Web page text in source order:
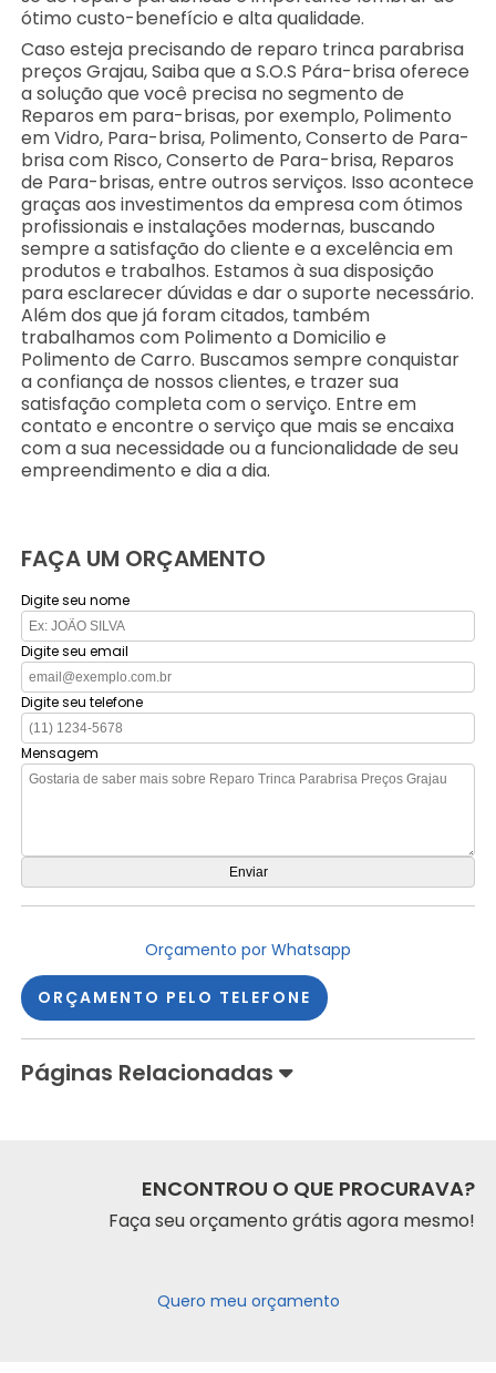
ótimo custo-benefício e alta qualidade.
Caso esteja precisando de reparo trinca parabrisa
preços Grajau, Saiba que a S.O.S Pára-brisa oferece
a solução que você precisa no segmento de
Reparos em para-brisas, por exemplo, Polimento
em Vidro, Para-brisa, Polimento, Conserto de Para-
brisa com Risco, Conserto de Para-brisa, Reparos
de Para-brisas, entre outros serviços. Isso acontece
graças aos investimentos da empresa com ótimos
profissionais e instalações modernas, buscando
sempre a satisfação do cliente e a excelência em
produtos e trabalhos. Estamos à sua disposição
para esclarecer dúvidas e dar o suporte necessário.
Além dos que já foram citados, também
trabalhamos com Polimento a Domicilio e
Polimento de Carro. Buscamos sempre conquistar
a confiança de nossos clientes, e trazer sua
satisfação completa com o serviço. Entre em
contato e encontre o serviço que mais se encaixa
com a sua necessidade ou a funcionalidade de seu
empreendimento e dia a dia.
FAÇA UM ORÇAMENTO
Digite seu nome
Digite seu email
Digite seu telefone
Mensagem
Orçamento por Whatsapp
ORÇAMENTO PELO TELEFONE
Páginas Relacionadas
ENCONTROU O QUE PROCURAVA?
Faça seu orçamento grátis agora mesmo!
Quero meu orçamento